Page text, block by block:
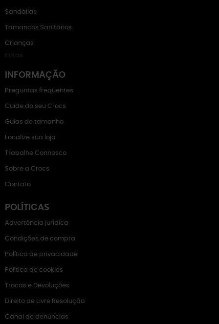
Sandálias
Tamancos Sanitários
Crianças
Botas
INFORMAÇÃO
Preguntas frequentes
Cuide do seu Crocs
Guias de tamanho
Localize sua loja
Trabalhe Connosco
Sobre a Crocs
Contato
POLÍTICAS
Advertência jurídica
Condições de compra
Política de privacidade
Política de cookies
Trocas e Devoluções
Direito de Livre Resolução
Canal de denúncias